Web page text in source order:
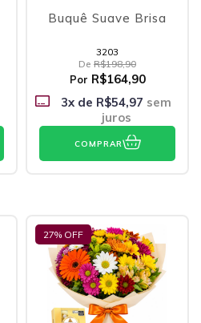
Buquê Suave Brisa
3203
De R$198,90
Por R$164,90
3x de R$54,97 sem
juros
COMPRAR
27% OFF